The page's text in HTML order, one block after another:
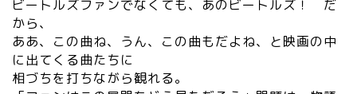
ビートルズファンでなくても、あのビートルズ！ だ
から、
ああ、 この曲ね、うん、この曲もだよね、 と映画の中
に出てくる曲たちに
相づちを打ちながら観れる。